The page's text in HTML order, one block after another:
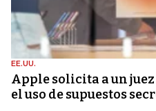
EE.UU.
Apple solicita a un
el uso de supuestos